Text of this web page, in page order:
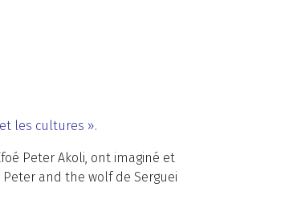
les cultures ».
Peter Akoli, ont imaginé et
and the wolf de Serguei